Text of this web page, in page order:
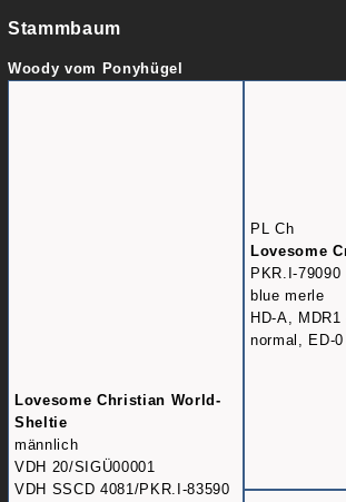
Stammbaum
Woody vom Ponyhügel
Lovesome Christian World-
Sheltie
männlich
VDH 20/SIGÜ00001
VDH SSCD 4081/PKR.I-83590
PL Ch
Lovesome
PKR.I-79090
blue merle
HD-A,
normal, ED-0